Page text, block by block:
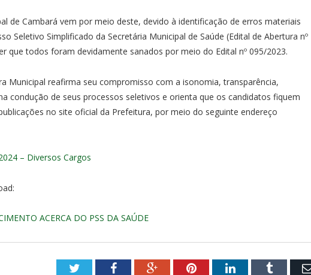
de Cambará vem por meio deste, devido à identificação de erros materiais
Seletivo Simplificado da Secretária Municipal de Saúde (Edital de Abertura nº
que todos foram devidamente sanados por meio do Edital nº 095/2023.
Municipal reafirma seu compromisso com a isonomia, transparência,
condução de seus processos seletivos e orienta que os candidatos fiquem
no site oficial da Prefeitura, por meio do seguinte endereço
– Diversos Cargos
ACERCA DO PSS DA SAÚDE
TwitterFacebookGoogle+PinterestLinkedInTumblr